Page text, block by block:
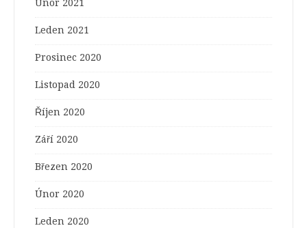
Únor 2021
Leden 2021
Prosinec 2020
Listopad 2020
Říjen 2020
Září 2020
Březen 2020
Únor 2020
Leden 2020